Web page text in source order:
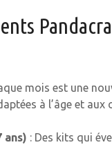
mois est une
à l’âge et aux
ans) : Des kits qui